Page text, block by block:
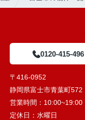
0120-415-496
〒416-0952
静岡県富士市青葉町572
営業時間： 10:00~19:00
定休日： 水曜日